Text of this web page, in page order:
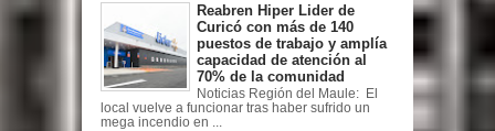
Reabren Hiper Lider de
Curicó con más de 140
puestos de trabajo y amplía
capacidad de atención al
70% de la comunidad
Noticias Región del Maule: El
local vuelve a funcionar tras haber sufrido un
mega incendio en ...